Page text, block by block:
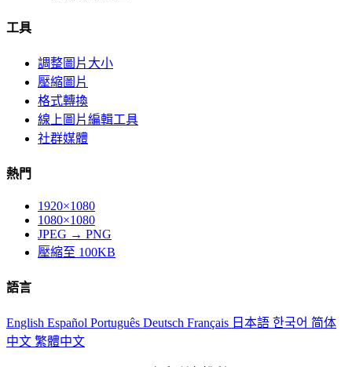
工具
調整圖片大小
壓縮圖片
格式轉換
線上圖片編輯工具
社群媒體
熱門
1920×1080
1080×1080
JPEG → PNG
壓縮至 100KB
語言
English Español Português Deutsch Français 日本語 한국어 简体
中文 繁體中文